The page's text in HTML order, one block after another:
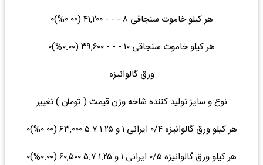
هر کیلو خاموت سنجاقی ۸ - - - ۴۱,۲۰۰ (۰.۰۰%)۰
هر کیلو خاموت سنجاقی ۱۰ - - - ۳۹,۶۰۰ (۰.۰۰%)۰
ورق گالوانیزه
نوع و سایز تولید کننده شاخه وزن قیمت ( تومان ) تغییر
هر کیلو ورق گالوانیزه ۰/۴ ایرانی ۱ و ۱.۲۵ ۵.۷ ۶۳,۰۰۰ (۰.۰۰%)۰
هر کیلو ورق گالوانیزه ۰/۵ ایرانی ۱ و ۱.۲۵ ۵.۷ ۶۰,۵۰۰ (۰.۰۰%)۰